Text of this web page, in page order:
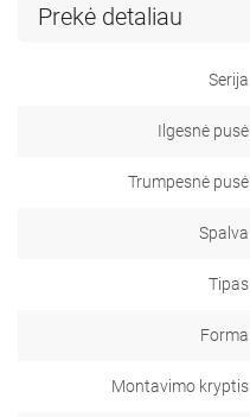
Prekė detaliau
Serija
Ilgesnė pusė
Trumpesnė pusė
Spalva
Tipas
Forma
Montavimo kryptis